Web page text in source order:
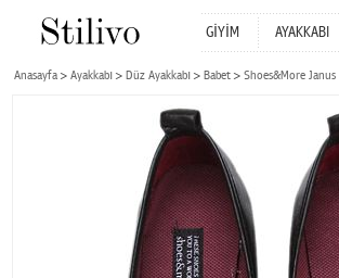
GİYİM AYAKKABI
Anasayfa Ayakkabı Düz Ayakkabı Babet Shoes&More Janus